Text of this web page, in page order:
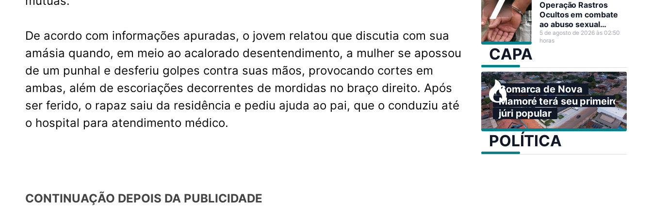
De acordo com informações apuradas, o jovem relatou que discutia com sua
amásia quando, em meio ao acalorado desentendimento, a mulher se apossou
de um punhal e desferiu golpes contra suas mãos, provocando cortes em
ambas, além de escoriações decorrentes de mordidas no braço direito. Após
ser ferido, o rapaz saiu da residência e pediu ajuda ao pai, que o conduziu até
o hospital para atendimento médico.
CONTINUAÇÃO DEPOIS DA PUBLICIDADE
Operação Rastros
Ocultos em combate
ao abuso sexual
infantojuvenil em Nova
Mamoré
5 de agosto de 2026 às 02:50
horas
CAPA
Comarca de Nova
Mamoré terá seu primeiro
júri popular
POLÍTICA